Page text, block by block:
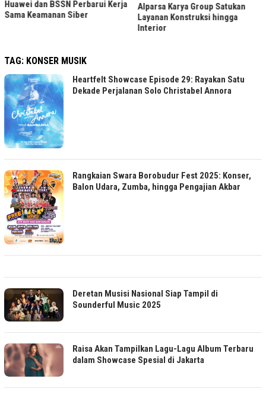
Alparsa Karya Group Satukan
Layanan Konstruksi hingga
Run for Independence Day 2026
Ajak Warga Lari 8,1 Km
TAG: KONSER MUSIK
Heartfelt Showcase Episode 29: Rayakan Satu
Dekade Perjalanan Solo Christabel Annora
Rangkaian Swara Borobudur Fest 2025: Konser,
Balon Udara, Zumba, hingga Pengajian Akbar
Deretan Musisi Nasional Siap Tampil di
Sounderful Music 2025
Raisa Akan Tampilkan Lagu-Lagu Album Terbaru
dalam Showcase Spesial di Jakarta